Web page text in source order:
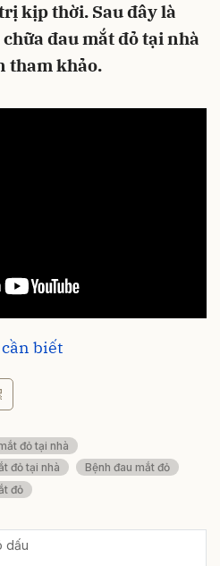
kịp thời. Sau đây là
đau mắt đỏ tại nhà
tham khảo.
biết
đỏ tại nhà
đỏ tại nhà
Bệnh đau mắt đỏ
đỏ